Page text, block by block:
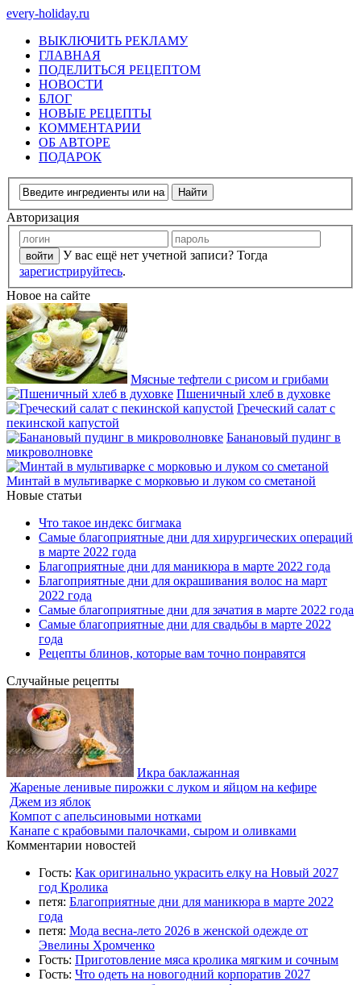
every-holiday.ru
ВЫКЛЮЧИТЬ РЕКЛАМУ
ГЛАВНАЯ
ПОДЕЛИТЬСЯ РЕЦЕПТОМ
НОВОСТИ
БЛОГ
НОВЫЕ РЕЦЕПТЫ
КОММЕНТАРИИ
ОБ АВТОРЕ
ПОДАРОК
Авторизация
У вас ещё нет учетной записи? Тогда
зарегистрируйтесь.
Новое на сайте
Мясные тефтели с рисом и грибами
Пшеничный хлеб в духовке
Греческий салат с
пекинской капустой
Банановый пудинг в
микроволновке
Минтай в мультиварке с морковью и луком со сметаной
Новые статьи
Что такое индекс бигмака
Самые благоприятные дни для хирургических операций
в марте 2022 года
Благоприятные дни для маникюра в марте 2022 года
Благоприятные дни для окрашивания волос на март
2022 года
Самые благоприятные дни для зачатия в марте 2022 года
Самые благоприятные дни для свадьбы в марте 2022
года
Рецепты блинов, которые вам точно понравятся
Случайные рецепты
Икра баклажанная
Жареные ленивые пирожки с луком и яйцом на кефире
Джем из яблок
Компот с апельсиновыми нотками
Канапе с крабовыми палочками, сыром и оливками
Комментарии новостей
Гость: Как оригинально украсить елку на Новый 2027
год Кролика
петя: Благоприятные дни для маникюра в марте 2022
года
петя: Мода весна-лето 2026 в женской одежде от
Эвелины Хромченко
Гость: Приготовление мяса кролика мягким и сочным
Гость: Что одеть на новогодний корпоратив 2027